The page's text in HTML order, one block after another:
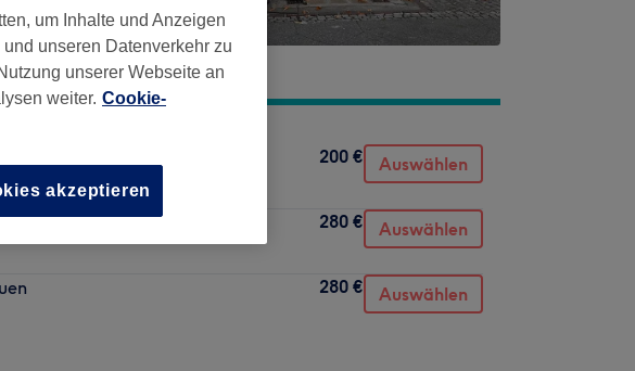
200 € Auswählen
280 € Auswählen
280 € Auswählen
um Inhalte und Anzeigen
unseren Datenverkehr zu
unserer Webseite an
weiter. Cookie-
akzeptieren